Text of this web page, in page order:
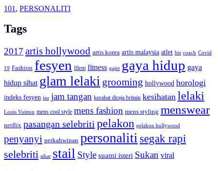
101 , PERSONALITI
Tags
2017 artis hollywood artis korea artis malaysia atlet bts coach Covid
19 Fashion fesyen filem fitness gajet gaya hidup gaya
hidup sihat glam lelaki grooming hollywood horologi
indeks fesyen isu jam tangan kerabat diraja britain kesihatan lelaki
Louis Vuitton mens cool style mens fashion mens styling menswear
netflix pasangan selebriti pelakon pelakon hollywood
penyanyi perkahwinan personalitisegak rapi
selebriti sihat stail Style suami isteri Sukan viral